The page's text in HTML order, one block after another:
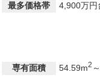
最多価格帯
4,900万円
専有面積 54.59m2